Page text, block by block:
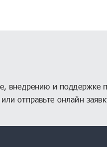
внедрению и поддержке
или отправьте онлайн